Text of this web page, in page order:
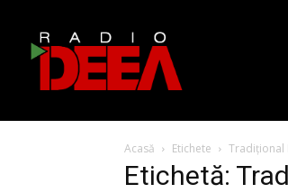
Acasă Etichete Tradițional
Etichetă: